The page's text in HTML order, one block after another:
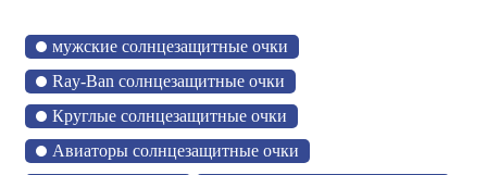
мужские солнцезащитные очки
Ray-Ban солнцезащитные очки
Круглые солнцезащитные очки
Авиаторы солнцезащитные очки